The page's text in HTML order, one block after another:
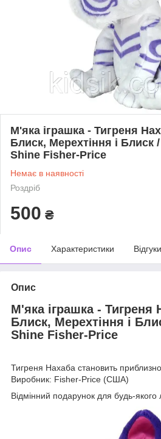
М'яка іграшка - Тигреня
Блиск, Мерехтіння і Блиск
Shine Fisher-Price
Немає в наявності
Роздріб
500 ₴
Опис Характеристики
Опис
М'яка іграшка - Тигреня
Блиск, Мерехтіння і
Shine Fisher-Price
Тигреня Нахаба становить
Виробник: Fіsher-Prіce (США)
Відмінний подарунок для будь-